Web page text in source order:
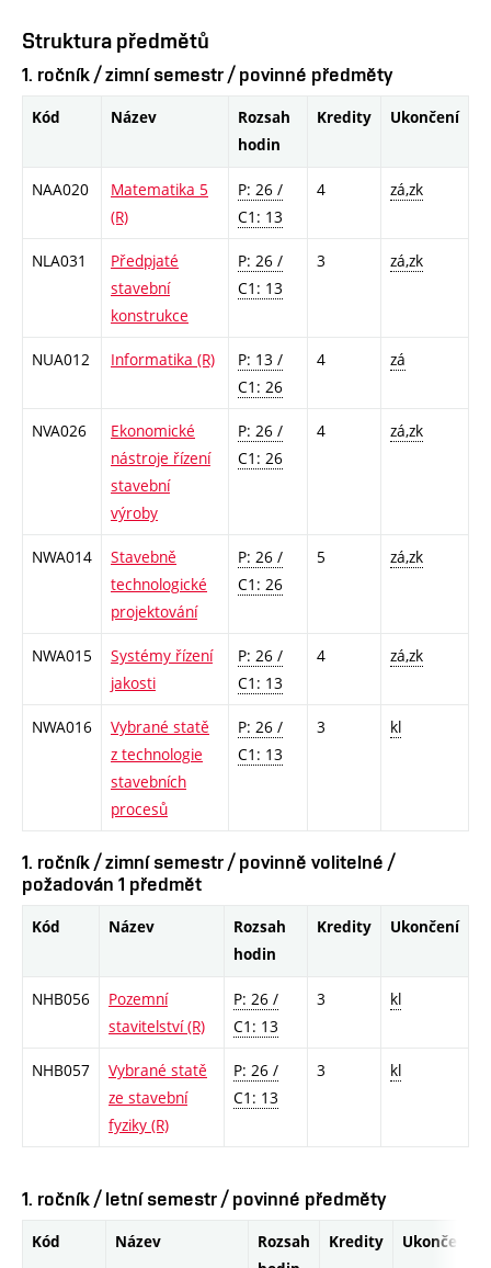
Struktura předmětů
1. ročník / zimní semestr / povinné předměty
Kód Název
Rozsah
hodin
Kredity Ukončení
NAA020
Matematika 5
(R)
P: 26 /
C1: 13
4 zá,zk
NLA031
Předpjaté
stavební
konstrukce
P: 26 /
C1: 13
3 zá,zk
NUA012 Informatika (R)
P: 13 /
C1: 26
4 zá
NVA026
Ekonomické
nástroje řízení
stavební
výroby
P: 26 /
C1: 26
4 zá,zk
NWA014
Stavebně
technologické
projektování
P: 26 /
C1: 26
5 zá,zk
NWA015
Systémy řízení
jakosti
P: 26 /
C1: 13
4 zá,zk
NWA016
Vybrané statě
z technologie
stavebních
procesů
P: 26 /
C1: 13
3 kl
1. ročník / zimní semestr / povinně volitelné /
požadován 1 předmět
Kód Název
Rozsah
hodin
Kredity Ukončení
NHB056
Pozemní
stavitelství (R)
P: 26 /
C1: 13
3 kl
NHB057
Vybrané statě
ze stavební
fyziky (R)
P: 26 /
C1: 13
3 kl
1. ročník / letní semestr / povinné předměty
Kód Název
Rozsah
Kredity Ukončení